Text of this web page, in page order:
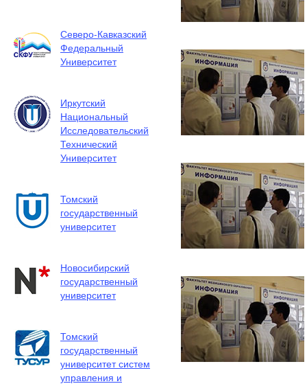
Северо-Кавказский
Федеральный
Университет
Иркутский
Национальный
Исследовательский
Технический
Университет
Томский
государственный
университет
Новосибирский
государственный
университет
Томский
государственный
университет систем
управления и